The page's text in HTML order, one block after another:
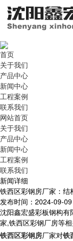
首页
关于我们
产品中心
新闻中心
工程案例
联系我们
网站首页
关于我们
产品中心
新闻中心
工程案例
联系我们
新闻详细
铁西区彩钢房厂家：结
发布时间：2024-09-
沈阳鑫宏盛彩板钢构
家,铁西区彩钢厂房等
铁西区彩钢房厂家对铁